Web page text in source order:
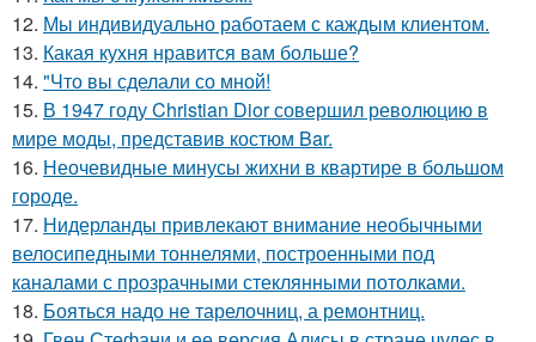
12. Мы индивидуально работаем с каждым клиентом.
13. Какая кухня нравится вам больше?
14. "Что вы сделали со мной!
15. В 1947 году Christian Dior совершил революцию в
мире моды, представив костюм Bar.
16. Неочевидные минусы жихни в квартире в большом
городе.
17. Нидерланды привлекают внимание необычными
велосипедными тоннелями, построенными под
каналами с прозрачными стеклянными потолками.
18. Бояться надо не тарелочниц, а ремонтниц.